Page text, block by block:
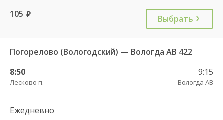
105 руб. Выбрать
Погорелово (Вологодский) — Вологда АВ 422
8:50
Лесково п.
9:15
Вологда АВ
Ежедневно